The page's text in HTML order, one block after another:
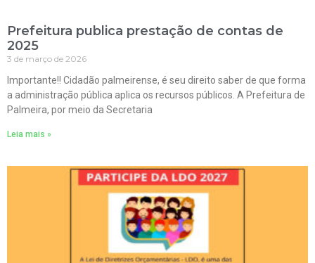
Prefeitura publica prestação de contas de
2025
3 de março de 2026
Importante!! Cidadão palmeirense, é seu direito saber de que forma
a administração pública aplica os recursos públicos. A Prefeitura de
Palmeira, por meio da Secretaria
Leia mais »